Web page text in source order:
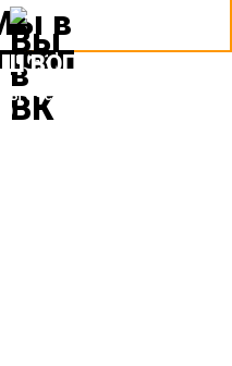
ВОПРОС
очень быстро свяжемся с
:)